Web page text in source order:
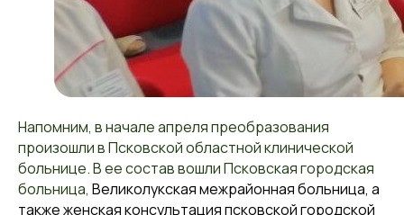
Напомним, в начале апреля преобразования
произошли в Псковской областной клинической
больнице. В ее состав вошли Псковская городская
больница, Великолукская межрайонная больница, а
такжеженская консультацияпсковской городской